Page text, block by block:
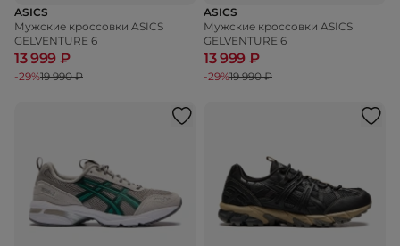
ASICS
Мужские кроссовки ASICS
GELVENTURE 6
13 999 ₽
-29%19 990 ₽
ASICS
Мужские кроссовки ASICS
GELVENTURE 6
13 999 ₽
-29%19 990 ₽